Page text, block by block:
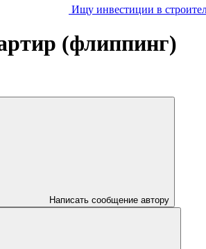
Ищу инвестиции в
(флиппинг)
Написать сообщение автору